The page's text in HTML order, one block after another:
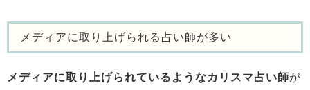
メディアに取り上げられる占い師が多い
メディアに取り上げられているようなカリスマ占い師が